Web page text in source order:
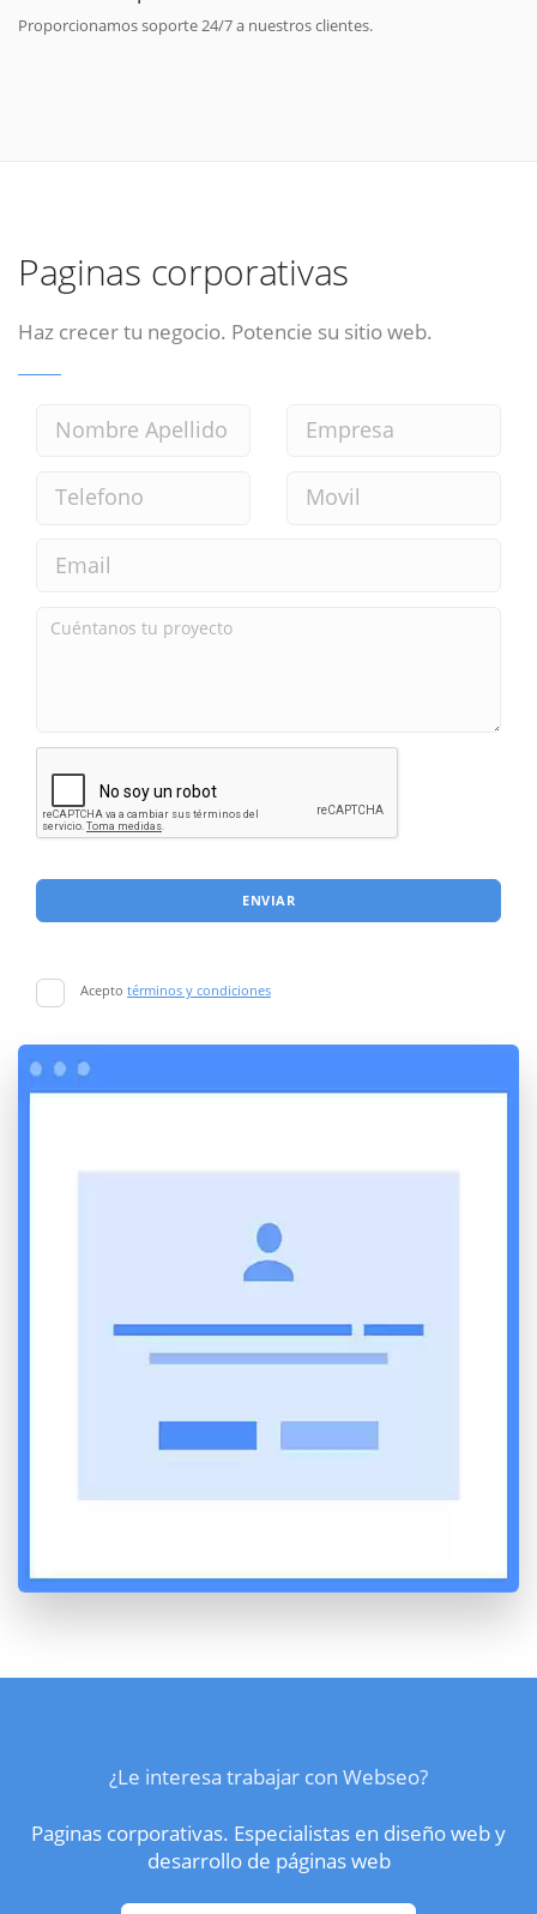
Proporcionamos soporte 24/7 a nuestros clientes.
Paginas corporativas
Haz crecer tu negocio. Potencie su sitio web.
ENVIAR
Acepto términos y condiciones
¿Le interesa trabajar con Webseo?
Paginas corporativas. Especialistas en diseño web y
desarrollo de páginas web